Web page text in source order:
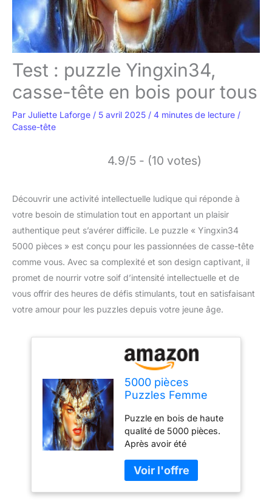
Test : puzzle Yingxin34,
casse-tête en bois pour tous
Par Juliette Laforge / 5 avril 2025 / 4 minutes de lecture /
Casse-tête
4.9/5 - (10 votes)
Découvrir une activité intellectuelle ludique qui réponde à
votre besoin de stimulation tout en apportant un plaisir
authentique peut s’avérer difficile. Le puzzle « Yingxin34
5000 pièces » est conçu pour les passionnées de casse-tête
comme vous. Avec sa complexité et son design captivant, il
promet de nourrir votre soif d’intensité intellectuelle et de
vous offrir des heures de défis stimulants, tout en satisfaisant
votre amour pour les puzzles depuis votre jeune âge.
5000 pièces
Puzzles Femme
Apprentissage
Cognition Jouets
Adultes Casse-tête
Jeux En Bois
Intelligence Jigsaw
Puzzles
Puzzle en bois de haute
qualité de 5000 pièces.
Après avoir été
72 x 42 pouces (181 x
105 cm) Les jeux puzzle
peuvent améliorer vos